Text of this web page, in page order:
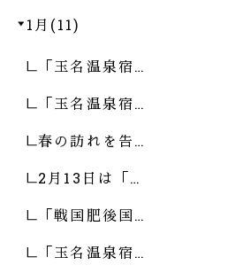
1月(11)
「玉名温泉宿…
「玉名温泉宿…
春の訪れを告…
2月13日は「…
「戦国肥後国…
「玉名温泉宿…